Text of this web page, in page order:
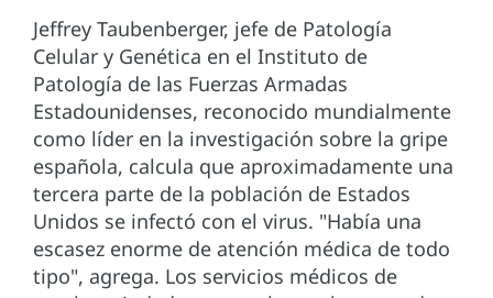
Jeffrey Taubenberger, jefe de Patología
Celular y Genética en el Instituto de
Patología de las Fuerzas Armadas
Estadounidenses, reconocido mundialmente
como líder en la investigación sobre la gripe
española, calcula que aproximadamente una
tercera parte de la población de Estados
Unidos se infectó con el virus. "Había una
escasez enorme de atención médica de todo
tipo", agrega. Los servicios médicos de